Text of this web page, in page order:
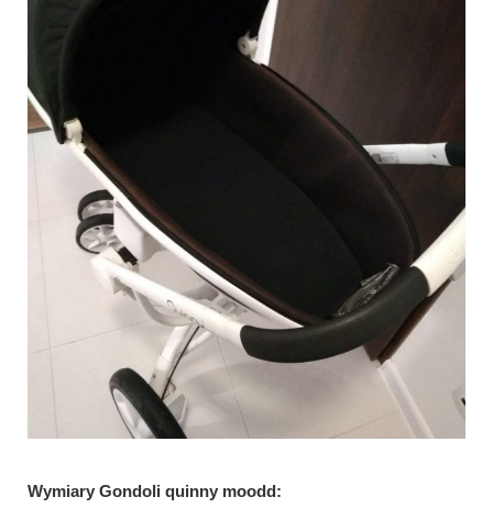
Wymiary Gondoli quinny moodd: